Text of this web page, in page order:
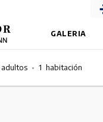
GALERIA
adultos • 1 habitación